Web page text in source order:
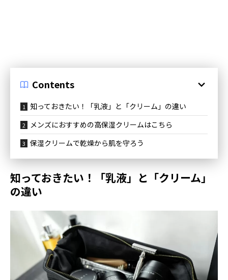
Contents
知っておきたい！「乳液」と「クリーム」の違い
メンズにおすすめの高保湿クリームはこちら
保湿クリームで乾燥から肌を守ろう
知っておきたい！「乳液」と「クリーム」
の違い